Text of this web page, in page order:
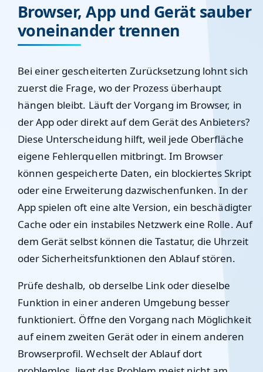
Browser, App und Gerät sauber
voneinander trennen
Bei einer gescheiterten Zurücksetzung lohnt sich
zuerst die Frage, wo der Prozess überhaupt
hängen bleibt. Läuft der Vorgang im Browser, in
der App oder direkt auf dem Gerät des Anbieters?
Diese Unterscheidung hilft, weil jede Oberfläche
eigene Fehlerquellen mitbringt. Im Browser
können gespeicherte Daten, ein blockiertes Skript
oder eine Erweiterung dazwischenfunken. In der
App spielen oft eine alte Version, ein beschädigter
Cache oder ein instabiles Netzwerk eine Rolle. Auf
dem Gerät selbst können die Tastatur, die Uhrzeit
oder Sicherheitsfunktionen den Ablauf stören.
Prüfe deshalb, ob derselbe Link oder dieselbe
Funktion in einer anderen Umgebung besser
funktioniert. Öffne den Vorgang nach Möglichkeit
auf einem zweiten Gerät oder in einem anderen
Browserprofil. Wechselt der Ablauf dort